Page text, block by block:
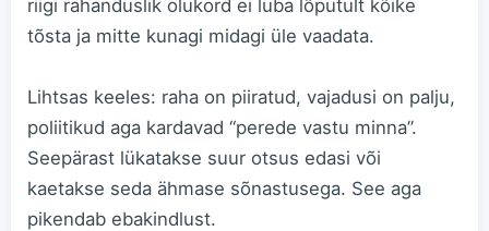
riigi rahanduslik olukord ei luba lõputult kõike
tõsta ja mitte kunagi midagi üle vaadata.
Lihtsas keeles: raha on piiratud, vajadusi on palju,
poliitikud aga kardavad “perede vastu minna”.
Seepärast lükatakse suur otsus edasi või
kaetakse seda ähmase sõnastusega. See aga
pikendab ebakindlust.